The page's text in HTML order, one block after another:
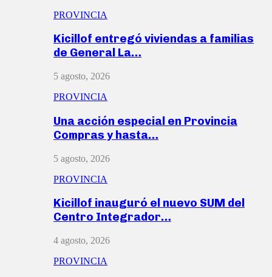
PROVINCIA
Kicillof entregó viviendas a familias
de General La…
5 agosto, 2026
PROVINCIA
Una acción especial en Provincia
Compras y hasta…
5 agosto, 2026
PROVINCIA
Kicillof inauguró el nuevo SUM del
Centro Integrador…
4 agosto, 2026
PROVINCIA